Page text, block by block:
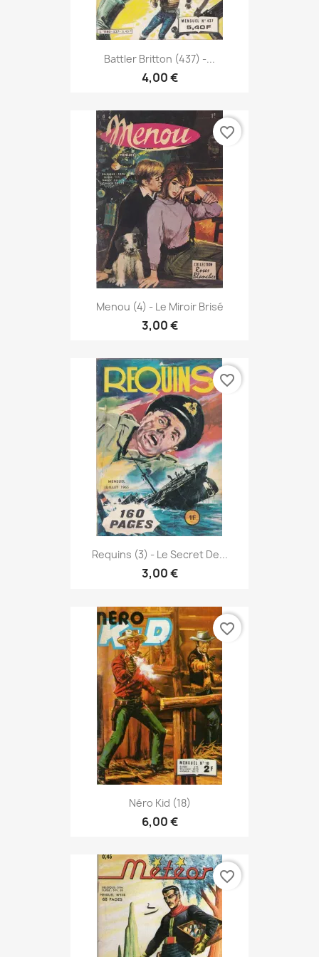
Battler Britton (437) -...
4,00 €
Menou (4) - Le Miroir Brisé
3,00 €
favorite_border
Requins (3) - Le Secret De...
3,00 €
favorite_border
Néro Kid (18)
6,00 €
favorite_border
favorite_border